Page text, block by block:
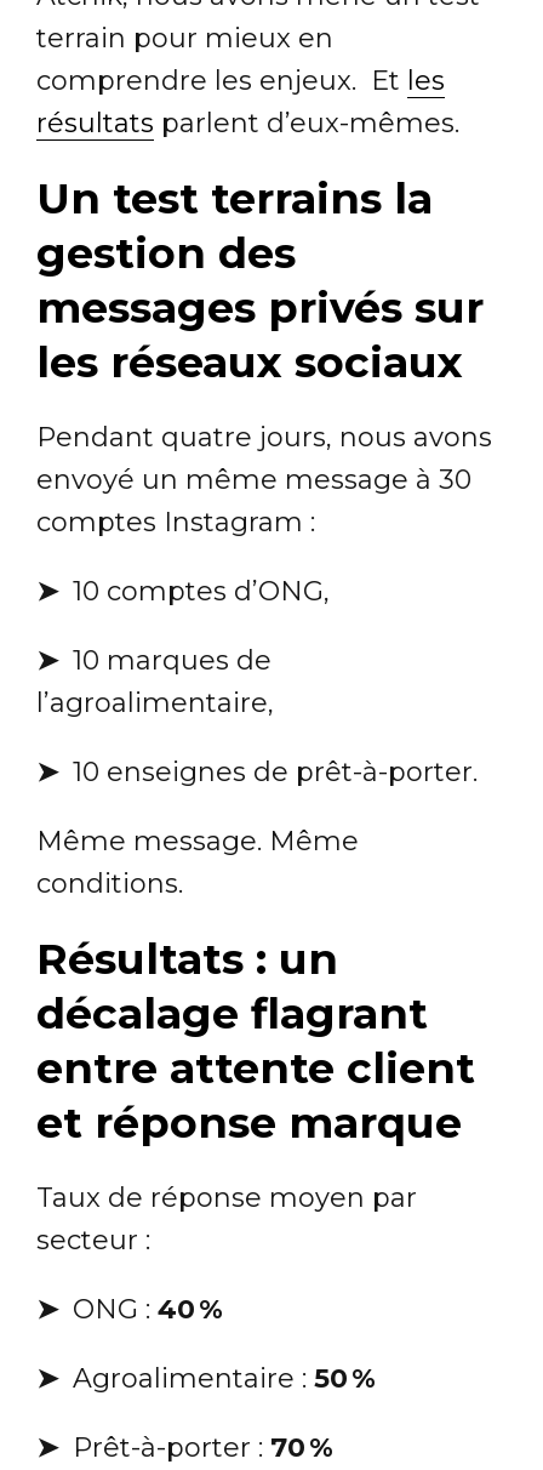
terrain pour mieux en
comprendre les enjeux. Et les
résultats parlent d’eux-mêmes.
Un test terrains la
gestion des
messages privés sur
les réseaux sociaux
Pendant quatre jours, nous avons
envoyé un même message à 30
comptes Instagram :
➤ 10 comptes d’ONG,
➤ 10 marques de
l’agroalimentaire,
➤ 10 enseignes de prêt-à-porter.
Même message. Même
conditions.
Résultats : un
décalage flagrant
entre attente client
et réponse marque
Taux de réponse moyen par
secteur :
➤ ONG : 40 %
➤ Agroalimentaire : 50 %
➤ Prêt-à-porter : 70 %